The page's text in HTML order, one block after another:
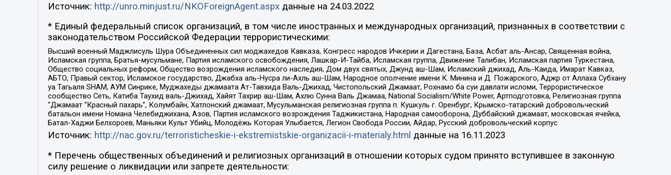
Источник: http://unro.minjust.ru/NKOForeignAgent.aspxданные на 24.03.2022
* Единый федеральный список организаций, в том числе иностранных и международных организаций, признанных в соответствии с
законодательством Российской Федерации террористическими:
Высший военный Маджлисуль Шура Объединенных сил моджахедов Кавказа, Конгресс народов Ичкерии и Дагестана, База, Асбат аль-Ансар, Священная война,
Исламская группа, Братья-мусульмане, Партия исламского освобождения, Лашкар-И-Тайба, Исламская группа, Движение Талибан, Исламская партия Туркестана,
Общество социальных реформ, Общество возрождения исламского наследия, Дом двух святых, Джунд аш-Шам, Исламский джихад, Аль-Каида, Имарат Кавказ,
АБТО, Правый сектор, Исламское государство, Джабха аль-Нусра ли-Ахль аш-Шам, Народное ополчение имени К. Минина и Д. Пожарского, Аджр от Аллаха Субхану
уа Тагьаля SHAM, АУМ Синрике, Муджахеды джамаата Ат-Тавхида Валь-Джихад, Чистопольский Джамаат, Рохнамо ба суи давлати исломи, Террористическое
сообщество Сеть, Катиба Таухид валь-Джихад, Хайят Тахрир аш-Шам, Ахлю Сунна Валь Джамаа, National Socialism/White Power, Артподготовка, Религиозная группа
“Джамаат “Красный пахарь”, Колумбайн, Хатлонский джамаат, Мусульманская религиозная группа п. Кушкуль г. Оренбург, Крымско-татарский добровольческий
батальон имени Номана Челебиджихана, Азов, Партия исламского возрождения Таджикистана, Народная самооборона, Дуббайский джамаат, московская ячейка,
Батал-Хаджи Белхороев, Маньяки Культ Убийц, Молодёжь Которая Улыбается, Легион Свобода России, Айдар, Русский добровольческий корпус
Источник: http://nac.gov.ru/terroristicheskie-i-ekstremistskie-organizacii-i-materialy.html данные на 16.11.2023
* Перечень общественных объединений и религиозных организаций в отношении которых судом принято вступившее в законную
силу решение о ликвидации или запрете деятельности: